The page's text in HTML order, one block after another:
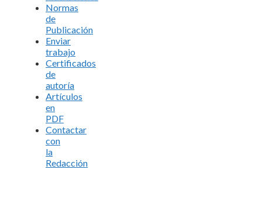
Normas
de
Publicación
Enviar
trabajo
Certificados
de
autoría
Artículos
en
PDF
Contactar
con
la
Redacción